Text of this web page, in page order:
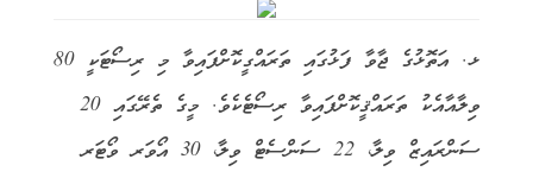
ޅ. އަތޮޅުގެ ޖާވާ ފަޅުގައި ތަރައްގީކޮށްފައިވާ މި ރިސޯޓަކީ 80
ވިލާއާއެކު ތަރައްޤީކޮށްފައިވާ ރިސޯޓެކެވެ. މީގެ ތެރޭގައި 20
ސަންރައިޒް ވިލާ، 22 ސަންސެޓް ވިލާ، 30 އޯވަރ ވޯޓަރ